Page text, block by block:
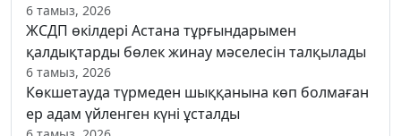
6 тамыз, 2026
ЖСДП өкілдері Астана тұрғындарымен
қалдықтарды бөлек жинау мәселесін талқылады
6 тамыз, 2026
Көкшетауда түрмеден шыққанына көп болмаған
ер адам үйленген күні ұсталды